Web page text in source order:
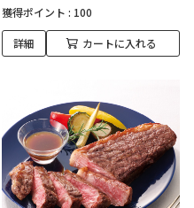
獲得ポイント : 100
詳細 カートに入れる